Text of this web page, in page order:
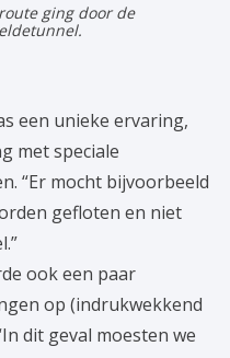
ging door de
een unieke ervaring,
met speciale
“Er mocht bijvoorbeeld
gefloten en niet
ook een paar
op (indrukwekkend
dit geval moesten we